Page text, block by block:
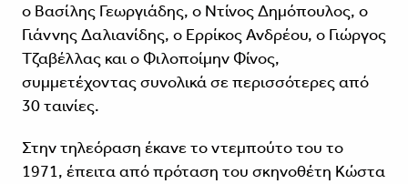
ο Βασίλης Γεωργιάδης, ο Ντίνος Δημόπουλος, ο
Γιάννης Δαλιανίδης, ο Ερρίκος Ανδρέου, ο Γιώργος
Τζαβέλλας και ο Φιλοποίμην Φίνος,
συμμετέχοντας συνολικά σε περισσότερες από
30 ταινίες.
Στην τηλεόραση έκανε το ντεμπούτο του το
1971, έπειτα από πρόταση του σκηνοθέτη Κώστα